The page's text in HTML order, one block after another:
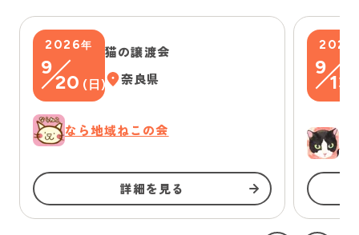
2026年
9
20 ( 日)
猫の譲渡会
奈良県
なら地域ねこの会
詳細を見る
2026
9
13
ゆ